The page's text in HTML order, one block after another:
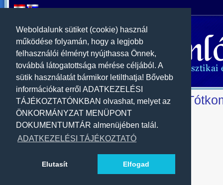
Weboldalunk sütiket (cookie) használ
működése folyamán, hogy a legjobb
felhasználói élményt nyújthassa Önnek,
továbbá látogatottsága mérése céljából. A
sütik használatát bármikor letilthatja! Bővebb
információkat erről ADATKEZELÉSI
TÁJÉKOZTATÓNKBAN olvashat, melyet az
ÖNKORMÁNYZAT MENÜPONT
DOKUMENTUMTÁR almenüjében talál.
ADATKEZELÉSI TÁJÉKOZTATÓ
Elutasít Elfogad
Üdvözöljük
Navigáció
Kezdőlap
Híreink
Rendezvénynaptár
Tótkomlós város fóruma